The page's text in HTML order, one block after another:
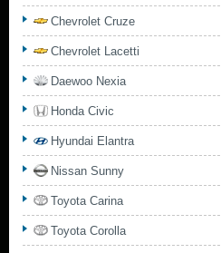
Chevrolet Cruze
Chevrolet Lacetti
Daewoo Nexia
Honda Civic
Hyundai Elantra
Nissan Sunny
Toyota Carina
Toyota Corolla